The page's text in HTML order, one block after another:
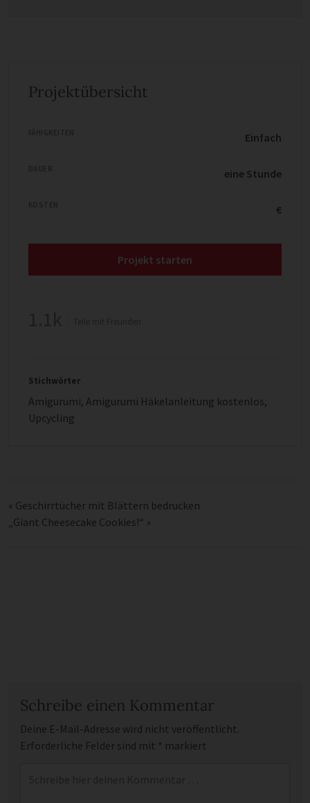
Projektübersicht
Einfach
eine Stunde
€
Projekt starten
Stichwörter
Amigurumi, Amigurumi Häkelanleitung kostenlos,
Upcycling
« Geschirrtücher mit Blättern bedrucken
„Giant Cheesecake Cookies!“ »
Schreibe einen Kommentar
Deine E-Mail-Adresse wird nicht veröffentlicht.
Erforderliche Felder sind mit * markiert